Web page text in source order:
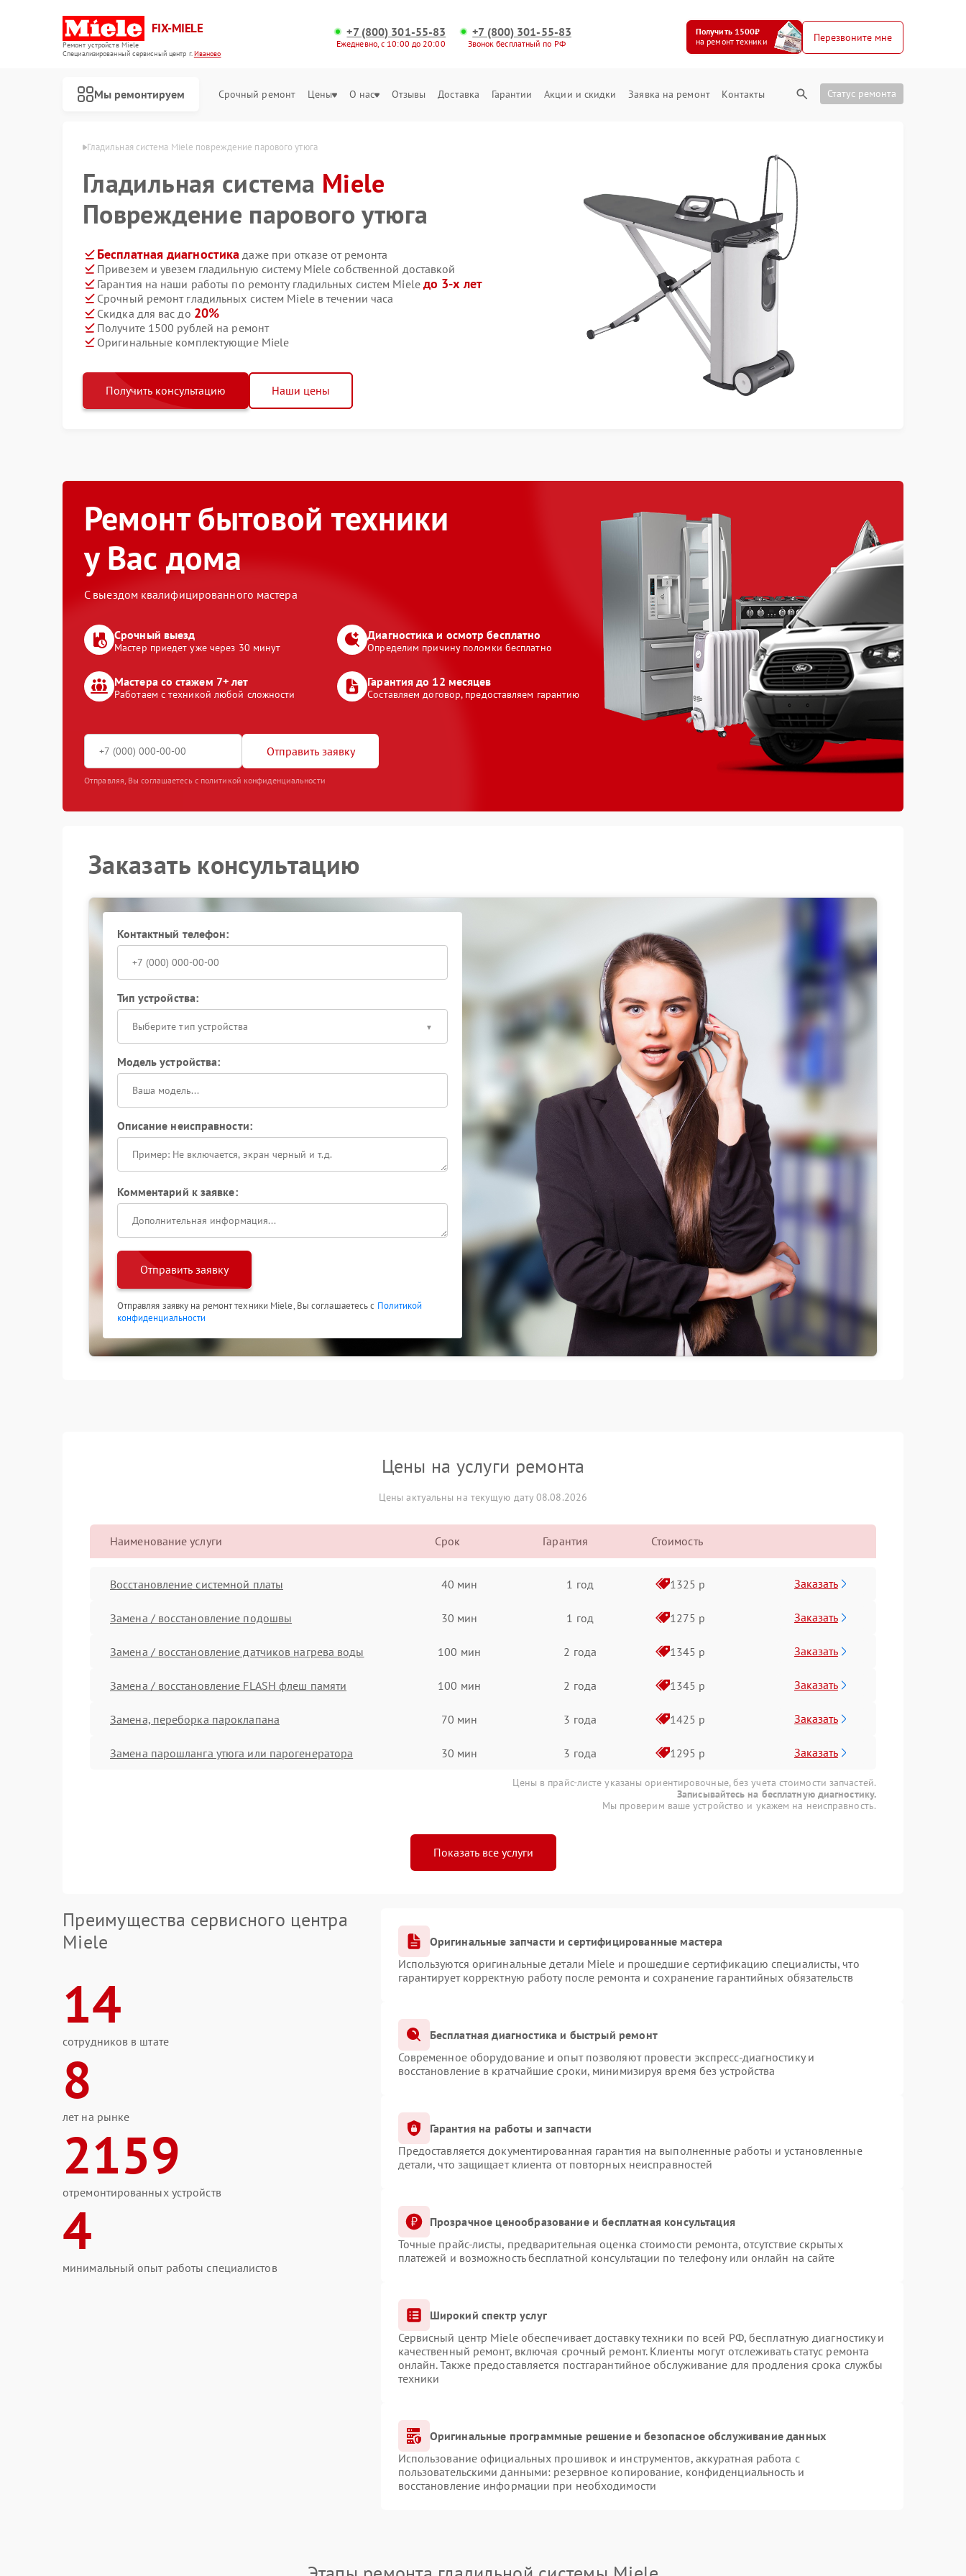
FIX-MIELE
Ремонт устройств Miele
Специализированный cервисный центр г.Иваново
+7 (800) 301-55-83
Ежедневно, с 10:00 до 20:00
+7 (800) 301-55-83
Звонок бесплатный по РФ
Получить 1500₽
на ремонт техники
Перезвоните мне
Мы ремонтируем Срочный ремонт Цены О нас Отзывы Доставка Гарантии Акции и скидки Заявка на ремонт Контакты Статус ремонта
Гладильная система Miele повреждение парового утюга
Гладильная система Miele
Повреждение парового утюга
Бесплатная диагностика даже при отказе от ремонта
Привезем и увезем гладильную систему Miele собственной доставкой
Гарантия на наши работы по ремонту гладильных систем Miele до 3-х лет
Срочный ремонт гладильных систем Miele в течении часа
Скидка для вас до 20%
Получите 1500 рублей на ремонт
Оригинальные комплектующие Miele
Получить консультацию Наши цены
Ремонт бытовой техники
у Вас дома
С выездом квалифицированного мастера
Срочный выезд
Мастер приедет уже через 30 минут
Диагностика и осмотр бесплатно
Определим причину поломки бесплатно
Мастера со стажем 7+ лет
Работаем с техникой любой сложности
Гарантия до 12 месяцев
Составляем договор, предоставляем гарантию
Отправить заявку
Отправляя, Вы соглашаетесь с политикой конфиденциальности
Заказать консультацию
Контактный телефон:
Тип устройства:
Выберите тип устройства
Модель устройства:
Описание неисправности:
Комментарий к заявке:
Отправить заявку
Отправляя заявку на ремонт техники Miele, Вы соглашаетесь с Политикой
конфиденциальности
Цены на услуги ремонта
Цены актуальны на текущую дату 08.08.2026
Наименование услуги Срок Гарантия Стоимость
Восстановление системной платы 40 мин 1 год 1325 р Заказать
Замена / восстановление подошвы 30 мин 1 год 1275 р Заказать
Замена / восстановление датчиков нагрева воды 100 мин 2 года 1345 р Заказать
Замена / восстановление FLASH флеш памяти 100 мин 2 года 1345 р Заказать
Замена, переборка пароклапана 70 мин 3 года 1425 р Заказать
Замена парошланга утюга или парогенератора 30 мин 3 года 1295 р Заказать
Цены в прайс-листе указаны ориентировочные, без учета стоимости запчастей.
Записывайтесь на бесплатную диагностику.
Мы проверим ваше устройство и укажем на неисправность.
Показать все услуги
Преимущества сервисного центра
Miele
14
сотрудников в штате
8
лет на рынке
2159
отремонтированных устройств
4
минимальный опыт работы специалистов
Оригинальные запчасти и сертифицированные мастера
Используются оригинальные детали Miele и прошедшие сертификацию специалисты, что
гарантирует корректную работу после ремонта и сохранение гарантийных обязательств
Бесплатная диагностика и быстрый ремонт
Современное оборудование и опыт позволяют провести экспресс-диагностику и
восстановление в кратчайшие сроки, минимизируя время без устройства
Гарантия на работы и запчасти
Предоставляется документированная гарантия на выполненные работы и установленные
детали, что защищает клиента от повторных неисправностей
Прозрачное ценообразование и бесплатная консультация
Точные прайс-листы, предварительная оценка стоимости ремонта, отсутствие скрытых
платежей и возможность бесплатной консультации по телефону или онлайн на сайте
Широкий спектр услуг
Сервисный центр Miele обеспечивает доставку техники по всей РФ, бесплатную диагностику и
качественный ремонт, включая срочный ремонт. Клиенты могут отслеживать статус ремонта
онлайн. Также предоставляется постгарантийное обслуживание для продления срока службы
техники
Оригинальные программные решение и безопасное обслуживание данных
Использование официальных прошивок и инструментов, аккуратная работа с
пользовательскими данными: резервное копирование, конфиденциальность и
восстановление информации при необходимости